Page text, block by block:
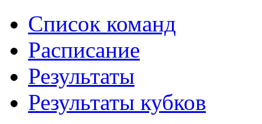
Список команд
Расписание
Результаты
Результаты кубков